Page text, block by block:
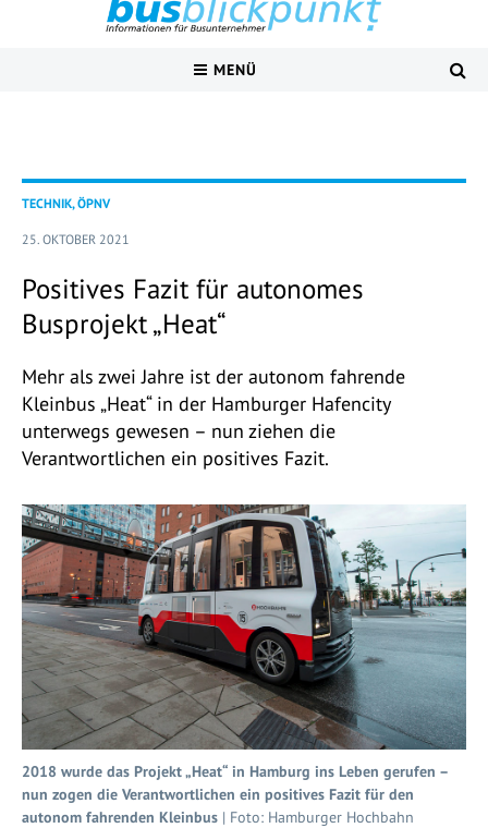
MENÜ
TECHNIK, ÖPNV
25. OKTOBER 2021
Positives Fazit für autonomes
Busprojekt „Heat“
Mehr als zwei Jahre ist der autonom fahrende
Kleinbus „Heat“ in der Hamburger Hafencity
unterwegs gewesen – nun ziehen die
Verantwortlichen ein positives Fazit.
2018 wurde das Projekt „Heat“ in Hamburg ins Leben gerufen –
nun zogen die Verantwortlichen ein positives Fazit für den
autonom fahrenden Kleinbus | Foto: Hamburger Hochbahn